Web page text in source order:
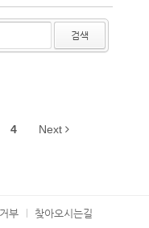
검색
4 Next
부 찾아오시는길